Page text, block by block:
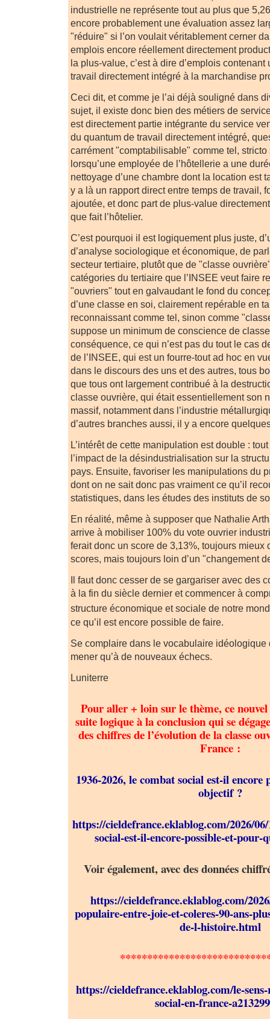
industrielle ne représente tout au plus que
encore probablement une évaluation assez
"réduire" si l’on voulait véritablement cerner
emplois encore réellement directement
la plus-value, c’est à dire d’emplois
travail directement intégré à la marchandise
Ceci dit, et comme je l’ai déjà souligné dans
sujet, il existe donc bien des métiers de
est directement partie intégrante du service
du quantum de travail directement intégré,
carrément "comptabilisable" comme tel,
lorsqu’une employée de l’hôtellerie a une
nettoyage d’une chambre dont la location est
y a là un rapport direct entre temps de travail,
ajoutée, et donc part de plus-value
que fait l’hôtelier.
C’est pourquoi il est logiquement plus juste,
d’analyse sociologique et économique, de
secteur tertiaire, plutôt que de "classe
catégories du tertiaire que l’INSEE veut faire
"ouvriers" tout en galvaudant le fond du
d’une classe en soi, clairement repérable en
reconnaissant comme tel, sinon comme
suppose un minimum de conscience de
conséquence, ce qui n’est pas du tout le cas
de l’INSEE, qui est un fourre-tout ad hoc en
dans le discours des uns et des autres, tous
que tous ont largement contribué à la
classe ouvrière, qui était essentiellement son
massif, notamment dans l’industrie
d’autres branches aussi, il y a encore
L’intérêt de cette manipulation est double :
l’impact de la désindustrialisation sur la
pays. Ensuite, favoriser les manipulations du
dont on ne sait donc pas vraiment ce qu’il
statistiques, dans les études des instituts de
En réalité, même à supposer que Nathalie
arrive à mobiliser 100% du vote ouvrier
ferait donc un score de 3,13%, toujours mieux
scores, mais toujours loin d’un "changement
Il faut donc cesser de se gargariser avec des
à la fin du siècle dernier et commencer à
structure économique et sociale de notre
ce qu’il est encore possible de faire.
Se complaire dans le vocabulaire idéologique
mener qu’à de nouveaux échecs.
Luniterre
Pour aller + loin sur le thème, ce
suite logique à la conclusion qui se
des chiffres de l’évolution de la classe
France :
1936-2026, le combat social est-il encore
objectif ?
https://cieldefrance.eklablog.com/2026/
social-est-il-encore-possible-et-
Voir également, avec des données
https://cieldefrance.eklablog.com/
populaire-entre-joie-et-coleres-90-ans-
de-l-histoire.html
https://cieldefrance.eklablog.com/le-
social-en-france-